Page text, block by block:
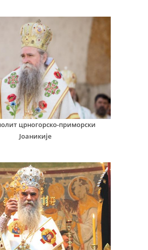
црногорско-приморски
Јоаникије